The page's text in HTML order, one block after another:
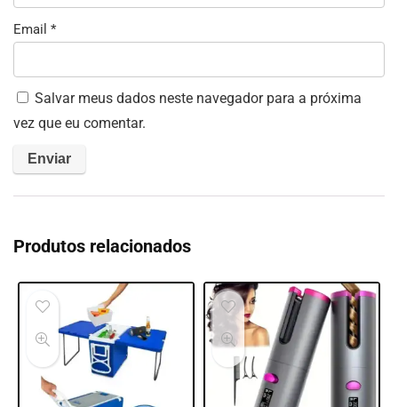
Email *
Salvar meus dados neste navegador para a próxima
vez que eu comentar.
Produtos relacionados